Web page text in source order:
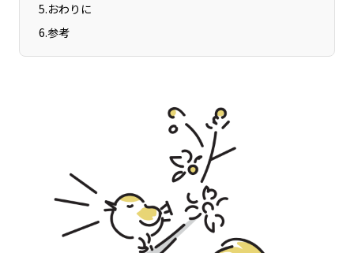
宮崎エリア
地域を代表する 企業100選
プレスリリース
行政連携記事
MILCプロジェクト
選出企業特別対談
SDGsの先駆者
5.おわりに
6.参考